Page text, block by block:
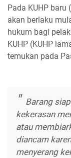
Pada KUHP
akan berlaku
hukum bagi
KUHP (KUHP
temukan pada
Barang
kekerasan
atau
diancam
menyerang